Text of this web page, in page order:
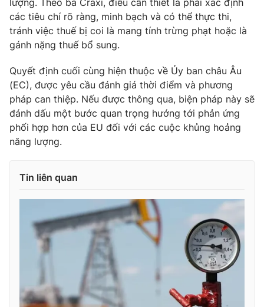
các tiêu chí rõ ràng, minh bạch và có thể thực thi,
tránh việc thuế bị coi là mang tính trừng phạt hoặc là
gánh nặng thuế bổ sung.
Quyết định cuối cùng hiện thuộc về Ủy ban châu Âu
(EC), được yêu cầu đánh giá thời điểm và phương
pháp can thiệp. Nếu được thông qua, biện pháp này sẽ
đánh dấu một bước quan trọng hướng tới phản ứng
phối hợp hơn của EU đối với các cuộc khủng hoảng
năng lượng.
Tin liên quan